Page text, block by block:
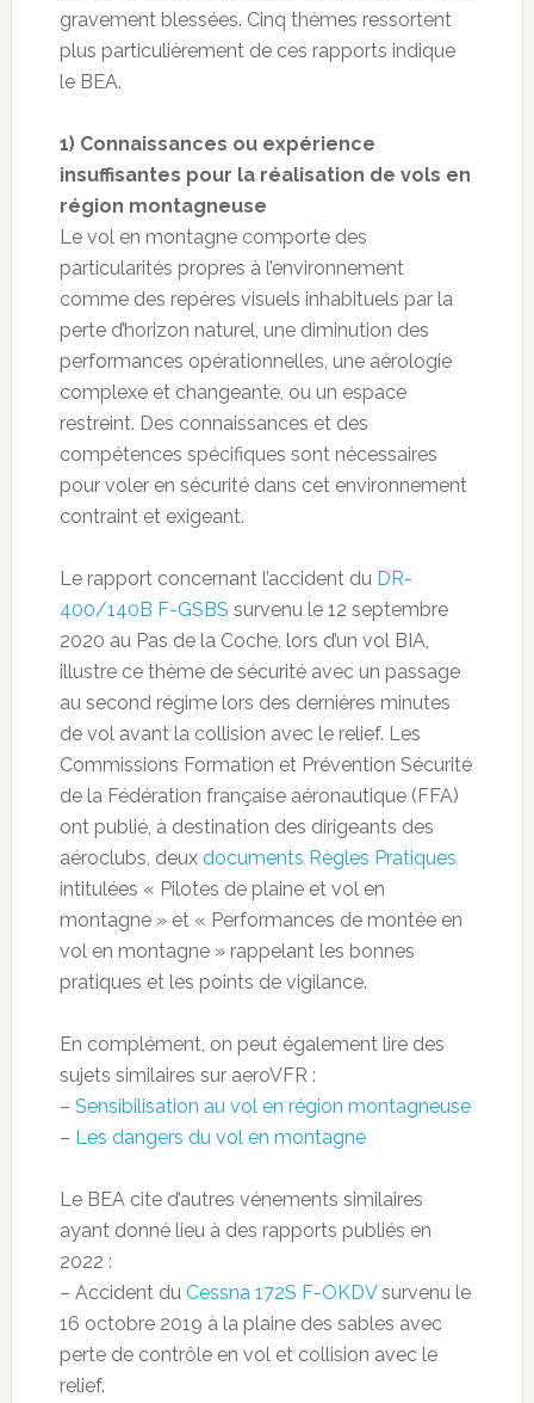
gravement blessées. Cinq thèmes ressortent
plus particulièrement de ces rapports indique
le BEA.
1) Connaissances ou expérience
insuffisantes pour la réalisation de vols en
région montagneuse
Le vol en montagne comporte des
particularités propres à l’environnement
comme des repères visuels inhabituels par la
perte d’horizon naturel, une diminution des
performances opérationnelles, une aérologie
complexe et changeante, ou un espace
restreint. Des connaissances et des
compétences spécifiques sont nécessaires
pour voler en sécurité dans cet environnement
contraint et exigeant.
Le rapport concernant l’accident du DR-
400/140B F-GSBS survenu le 12 septembre
2020 au Pas de la Coche, lors d’un vol BIA,
illustre ce thème de sécurité avec un passage
au second régime lors des dernières minutes
de vol avant la collision avec le relief. Les
Commissions Formation et Prévention Sécurité
de la Fédération française aéronautique (FFA)
ont publié, à destination des dirigeants des
aéroclubs, deux documents Règles Pratiques
intitulées « Pilotes de plaine et vol en
montagne » et « Performances de montée en
vol en montagne » rappelant les bonnes
pratiques et les points de vigilance.
En complément, on peut également lire des
sujets similaires sur aeroVFR :
– Sensibilisation au vol en région montagneuse
– Les dangers du vol en montagne
Le BEA cite d’autres vénements similaires
ayant donné lieu à des rapports publiés en
2022 :
– Accident du Cessna 172S F-OKDVsurvenu le
16 octobre 2019 à la plaine des sables avec
perte de contrôle en vol et collision avec le
relief.